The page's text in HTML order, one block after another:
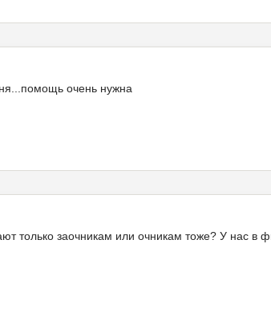
очень нужна
только заочникам или очникам тоже? У нас в